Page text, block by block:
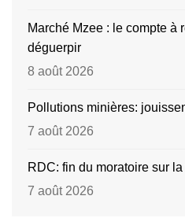
Marché Mzee : le compte à
déguerpir
8 août 2026
Pollutions minières:
7 août 2026
RDC: fin du moratoire sur
7 août 2026